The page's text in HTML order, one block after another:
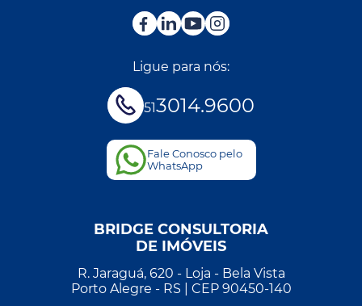
Ligue para nós:
513014.9600
Fale Conosco pelo
WhatsApp
BRIDGE CONSULTORIA
DE IMÓVEIS
R. Jaraguá, 620 - Loja - Bela Vista
Porto Alegre - RS | CEP 90450-140